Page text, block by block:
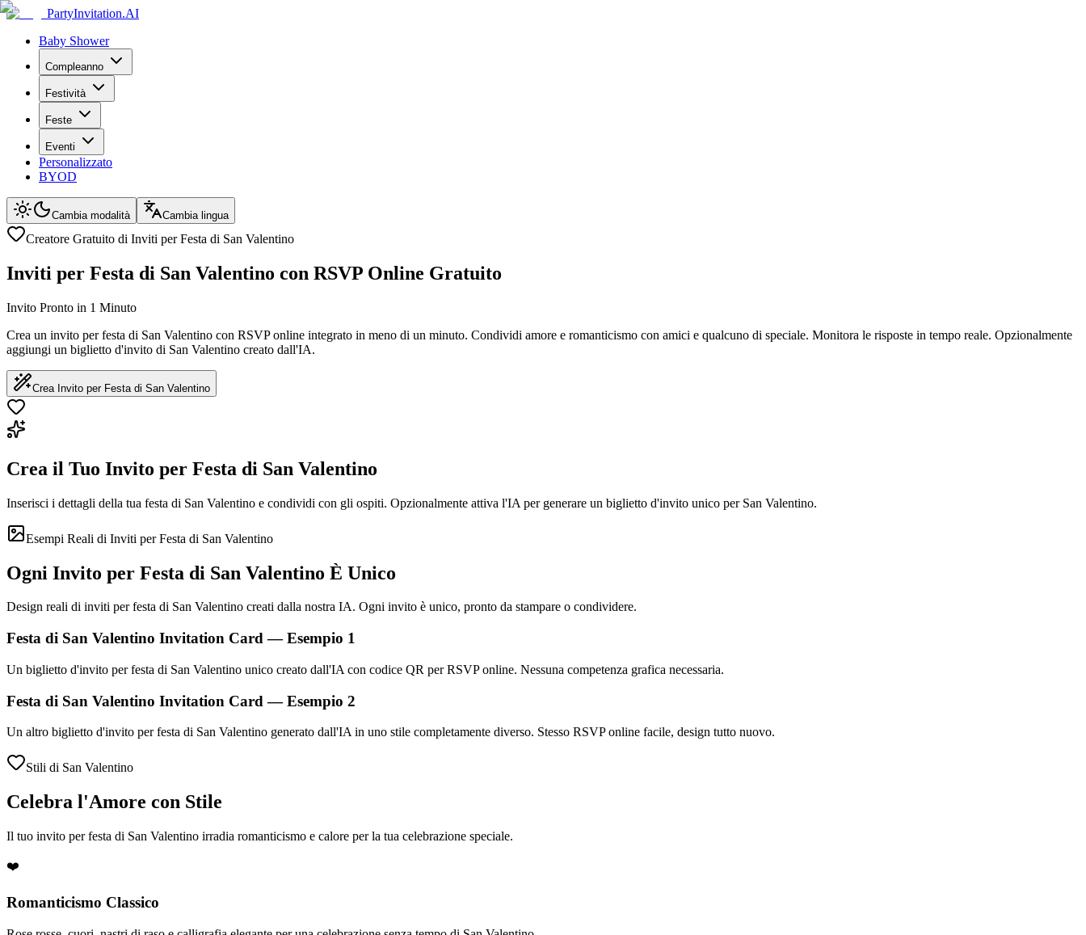
PartyInvitation.AI
Baby Shower
Compleanno
Festività
Feste
Eventi
Personalizzato
BYOD
Cambia modalità Cambia lingua
Creatore Gratuito di Inviti per Festa di San Valentino
Inviti per Festa di San Valentino con RSVP Online Gratuito
Invito Pronto in 1 Minuto
Crea un invito per festa di San Valentino con RSVP online integrato in meno di un minuto. Condividi amore e romanticismo con amici e qualcuno di speciale. Monitora le risposte in tempo reale. Opzionalmente
aggiungi un biglietto d'invito di San Valentino creato dall'IA.
Crea Invito per Festa di San Valentino
Crea il Tuo Invito per Festa di San Valentino
Inserisci i dettagli della tua festa di San Valentino e condividi con gli ospiti. Opzionalmente attiva l'IA per generare un biglietto d'invito unico per San Valentino.
Esempi Reali di Inviti per Festa di San Valentino
Ogni Invito per Festa di San Valentino È Unico
Design reali di inviti per festa di San Valentino creati dalla nostra IA. Ogni invito è unico, pronto da stampare o condividere.
Festa di San Valentino Invitation Card — Esempio 1
Un biglietto d'invito per festa di San Valentino unico creato dall'IA con codice QR per RSVP online. Nessuna competenza grafica necessaria.
Festa di San Valentino Invitation Card — Esempio 2
Un altro biglietto d'invito per festa di San Valentino generato dall'IA in uno stile completamente diverso. Stesso RSVP online facile, design tutto nuovo.
Stili di San Valentino
Celebra l'Amore con Stile
Il tuo invito per festa di San Valentino irradia romanticismo e calore per la tua celebrazione speciale.
❤️
Romanticismo Classico